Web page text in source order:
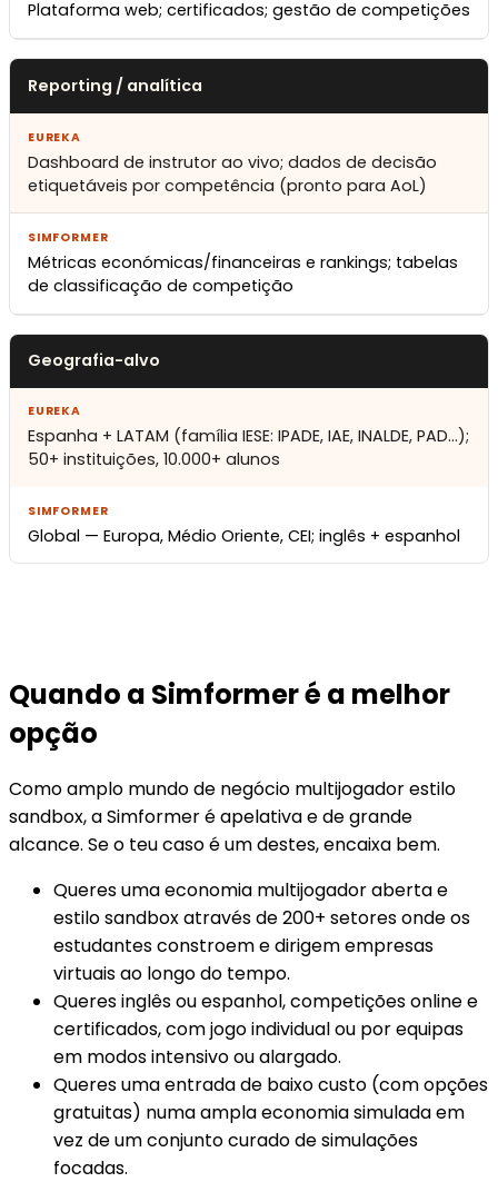
Plataforma web; certificados; gestão de competições
Reporting / analítica
Dashboard de instrutor ao vivo; dados de decisão
etiquetáveis por competência (pronto para AoL)
Métricas económicas/financeiras e rankings; tabelas
de classificação de competição
Geografia-alvo
Espanha + LATAM (família IESE: IPADE, IAE, INALDE, PAD…);
50+ instituições, 10.000+ alunos
Global — Europa, Médio Oriente, CEI; inglês + espanhol
Quando a Simformer é a melhor
opção
Como amplo mundo de negócio multijogador estilo
sandbox, a Simformer é apelativa e de grande
alcance. Se o teu caso é um destes, encaixa bem.
Queres uma economia multijogador aberta e
estilo sandbox através de 200+ setores onde os
estudantes constroem e dirigem empresas
virtuais ao longo do tempo.
Queres inglês ou espanhol, competições online e
certificados, com jogo individual ou por equipas
em modos intensivo ou alargado.
Queres uma entrada de baixo custo (com opções
gratuitas) numa ampla economia simulada em
vez de um conjunto curado de simulações
focadas.